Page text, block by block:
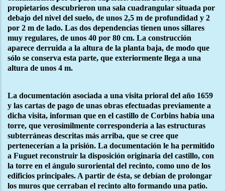
propietarios descubrieron una sala cuadrangular situada por
debajo del nivel del suelo, de unos 2,5 m de profundidad y 2
por 2 m de lado. Las dos dependencias tienen unos sillares
muy regulares, de unos 40 por 80 cm. La construcción
aparece derruida a la altura de la planta baja, de modo que
sólo se conserva esta parte, que exteriormente llega a una
altura de unos 4 m.
La documentación asociada a una visita prioral del año 1659
y las cartas de pago de unas obras efectuadas previamente a
dicha visita, informan que en el castillo de Corbins había una
torre, que verosímilmente correspondería a las estructuras
subterráneas descritas más arriba, que se cree que
pertenecerían a la prisión. La documentación le ha permitido
a Fuguet reconstruir la disposición originaria del castillo, con
la torre en el ángulo suroriental del recinto, como uno de los
edificios principales. A partir de ésta, se debían de prolongar
los muros que cerraban el recinto alto formando una patio.